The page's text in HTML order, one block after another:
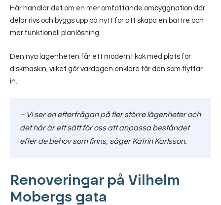
Här handlar det om en mer omfattande ombyggnation där
delar rivs och byggs upp på nytt för att skapa en bättre och
mer funktionell planlösning.
Den nya lägenheten får ett modernt kök med plats för
diskmaskin, vilket gör vardagen enklare för den som flyttar
in.
– Vi ser en efterfrågan på fler större lägenheter och
det här är ett sätt för oss att anpassa beståndet
efter de behov som finns, säger Katrin Karlsson.
Renoveringar på Vilhelm
Mobergs gata